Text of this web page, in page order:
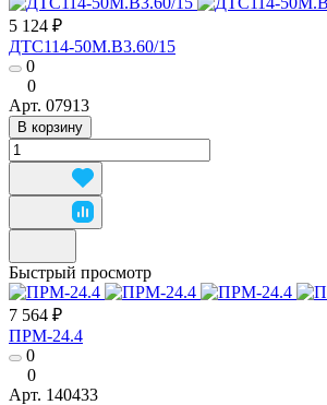
5 124 ₽
ДТС114-50М.В3.60/15
0
0
Арт. 07913
В корзину
Быстрый просмотр
7 564 ₽
ПРМ-24.4
0
0
Арт. 140433